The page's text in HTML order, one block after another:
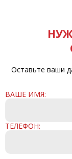
Оставьте ваши
ВАШЕ ИМЯ:
ТЕЛЕФОН: